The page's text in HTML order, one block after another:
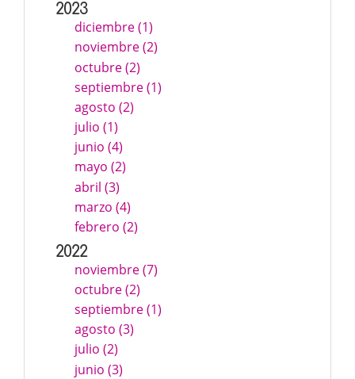
2023
diciembre (1)
noviembre (2)
octubre (2)
septiembre (1)
agosto (2)
julio (1)
junio (4)
mayo (2)
abril (3)
marzo (4)
febrero (2)
2022
noviembre (7)
octubre (2)
septiembre (1)
agosto (3)
julio (2)
junio (3)